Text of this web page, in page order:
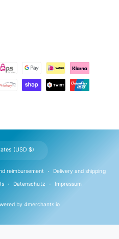
by 4merchants.io
reimbursement Delivery and shipping
Datenschutz Impressum
United States (USD $)